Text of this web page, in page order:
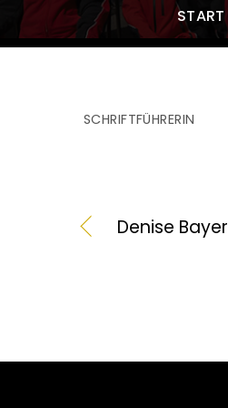
START
SCHRIFTFÜHRERIN
Denise Bayer